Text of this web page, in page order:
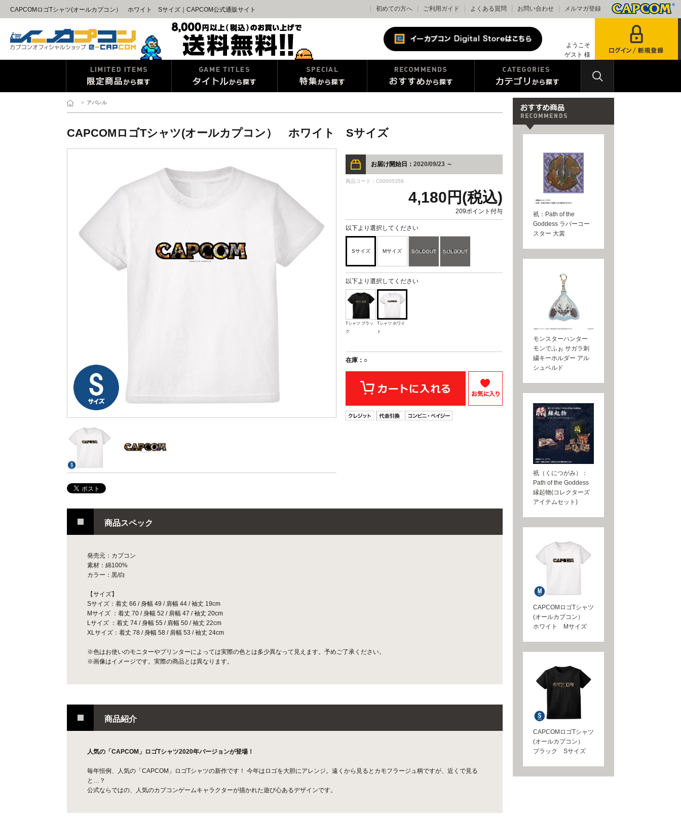
CAPCOMロゴTシャツ(オールカプコン） ホワイト Sサイズ｜CAPCOM公式通販サイト 初めての方へ ご利用ガイド よくある質問 お問い合わせ メルマガ登録
ようこそ
ゲスト 様
> アパレル
CAPCOMロゴTシャツ(オールカプコン） ホワイト Sサイズ
お届け開始日： 2020/09/23 ～
商品コード：C00005359
4,180円(税込)
209ポイント付与
以下より選択してください
Sサイズ Mサイズ Lサイズ XLサイズ
以下より選択してください
Tシャツ ブラッ
ク
Tシャツ ホワイ
ト
在庫：○
商品スペック
発売元：カプコン
素材：綿100%
カラー：黒/白
【サイズ】
Sサイズ：着丈 66 / 身幅 49 / 肩幅 44 / 袖丈 19cm
Mサイズ ：着丈 70 / 身幅 52 / 肩幅 47 / 袖丈 20cm
Lサイズ ：着丈 74 / 身幅 55 / 肩幅 50 / 袖丈 22cm
XLサイズ：着丈 78 / 身幅 58 / 肩幅 53 / 袖丈 24cm
※色はお使いのモニターやプリンターによっては実際の色とは多少異なって見えます。予めご了承ください。
※画像はイメージです。実際の商品とは異なります。
商品紹介
人気の「CAPCOM」ロゴTシャツ2020年バージョンが登場！
毎年恒例、人気の「CAPCOM」ロゴTシャツの新作です！ 今年はロゴを大胆にアレンジ。遠くから見るとカモフラージュ柄ですが、近くで見る
と…？
公式ならではの、人気のカプコンゲームキャラクターが描かれた遊び心あるデザインです。
祇：Path of the
Goddess ラバーコー
スター 大裳
モンスターハンター
モンでふぉ サガラ刺
繍キーホルダー アル
シュベルド
祇（くにつがみ）：
Path of the Goddess
縁起物(コレクターズ
アイテムセット)
CAPCOMロゴTシャツ
(オールカプコン）
ホワイト Mサイズ
CAPCOMロゴTシャツ
(オールカプコン）
ブラック Sサイズ